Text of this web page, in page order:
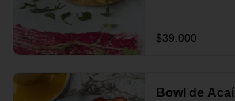
$39.000
Bowl de Acaí